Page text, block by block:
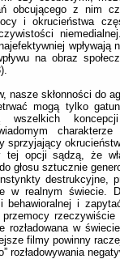
obcującego z nim
i okrucieństwa
na obraz
nasze skłonności do
mogą tylko
wszelkich
sprzyjający
tej opcji sądzą, że
głosu sztucznie
destrukcyjne,
w realnym świecie.
behawioralnej i
przemocy
rozładowana w
filmy powinny
rozładowywania